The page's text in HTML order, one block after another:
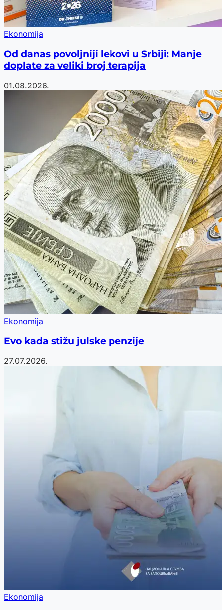
Ekonomija
Od danas povoljniji lekovi u Srbiji: Manje
doplate za veliki broj terapija
01.08.2026.
Ekonomija
Evo kada stižu julske penzije
27.07.2026.
Ekonomija